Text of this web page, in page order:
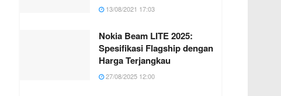
13/08/2021 17:03
Nokia Beam LITE 2025:
Spesifikasi Flagship dengan
Harga Terjangkau
27/08/2025 12:00